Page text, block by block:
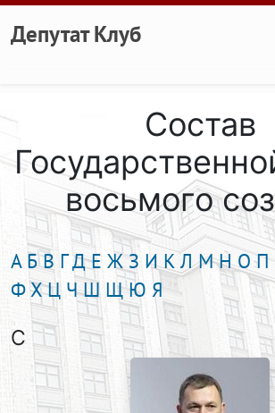
Перейти к основному содержанию
Депутат Клуб
Состав
восьмого
А Б В ГД Е Ж З И К Л М Н О П
ФХ Ц Ч Ш Щ Ю Я
С